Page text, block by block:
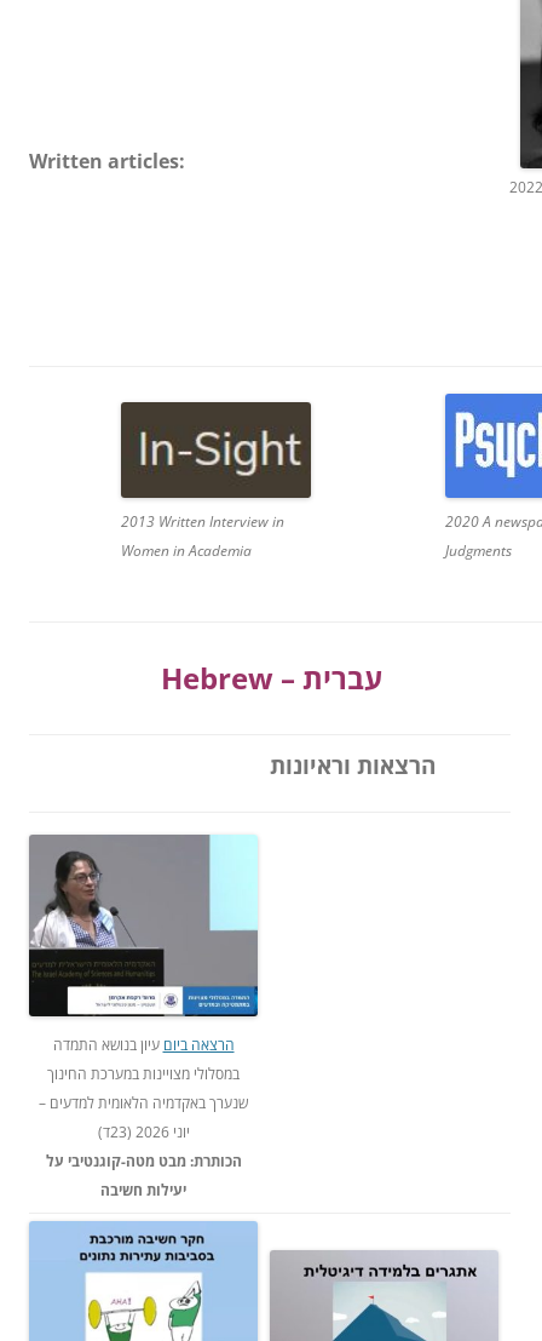
Written articles:
2013 Written Interview in
Women in Academia
2020 A
Judgments
Hebr ew – עברית
הרצאות וראיונות
הרצאה ביום עיון בנושא התמדה
במסלולי מצויינות במערכת החינוך
שנערך באקדמיה הלאומית למדעים –
יוני 2026 (23ד)
הכותרת: מבט מטה-קוגנטיבי על
יעילות חשיבה